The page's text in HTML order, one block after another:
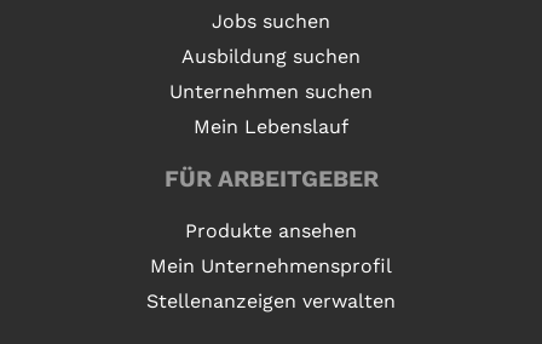
Jobs suchen
Ausbildung suchen
Unternehmen suchen
Mein Lebenslauf
FÜR ARBEITGEBER
Produkte ansehen
Mein Unternehmensprofil
Stellenanzeigen verwalten